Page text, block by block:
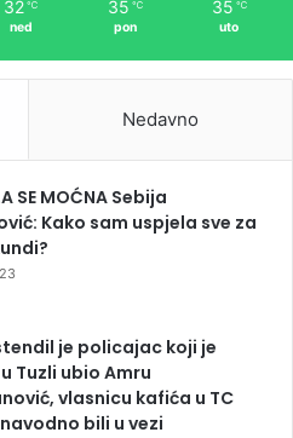
32 ℃
ned
35 ℃
pon
35 ℃
uto
Nedavno
SE MOĆNA Sebija
Kako sam uspjela sve za
je policajac koji je
Tuzli ubio Amru
vlasnicu kafića u TC
bili u vezi